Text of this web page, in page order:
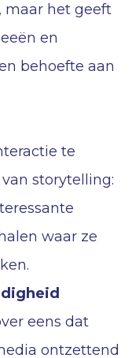
maar het geeft
en
behoefte aan
te
storytelling:
waar ze
eens dat
ontzettend